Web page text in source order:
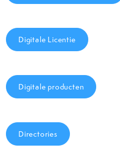
Digitale Licentie
Digitale producten
Directories